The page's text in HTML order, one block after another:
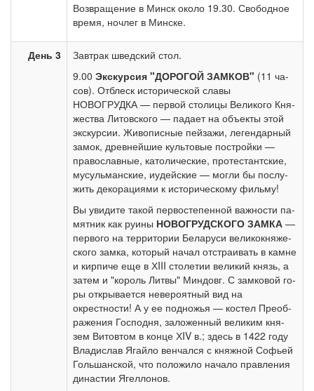
Воз­вра­ще­ние в Минск око­ло 19.30. Сво­бод­ное
вре­мя, ночлег в Мин­ске.
День 3
Завтрак швед­ский стол.
9.00 Экс­кур­сия "ДОРОГОЙ ЗАМКОВ" (11 ча­
сов). От­блеск ис­то­ри­че­ской славы
НОВОГРУДКА — пер­вой сто­ли­цы Ве­ли­ко­го Кня­
же­ства Ли­тов­ско­го — па­да­ет на объ­ек­ты этой
экс­кур­сии. Живописные пей­за­жи, ле­ген­дар­ный
за­мок, древ­ней­шие куль­то­вые постройки —
пра­во­слав­ные, ка­то­ли­че­ские, про­те­стант­ские,
му­суль­ман­ские, иудей­ские — мог­ли бы по­слу­
жить де­ко­ра­ци­я­ми к ис­то­ри­че­ско­му филь­му!
Вы уви­ди­те та­кой пер­во­сте­пен­ной важ­но­сти па­
мят­ник как ру­и­ны НОВОГРУДСКОГО ЗАМКА —
пер­во­го на тер­ри­то­рии Бе­ла­ру­си ве­ли­ко­кня­же­
ско­го зам­ка, ко­то­рый на­чал от­стра­и­вать в кам­не
и кир­пи­че еще в ХIII сто­ле­тии ве­ли­кий князь, а
затем и "ко­роль Лит­вы" Мин­довг. С замковой го­
ры от­кры­ва­ет­ся не­ве­ро­ят­ный вид на
окрестности! А у ее под­но­жья — ко­стел Пре­об­
ра­же­ния Гос­под­ня, за­ло­жен­ный ве­ли­ким кня­
зем Ви­то­втом в кон­це ХIV в.; здесь в 1422 го­ду
Вла­ди­слав Ягай­ло вен­чал­ся с княж­ной Со­фьей
Голь­шан­ской, что по­ло­жи­ло на­ча­ло правления
ди­на­стии Ягел­ло­нов.